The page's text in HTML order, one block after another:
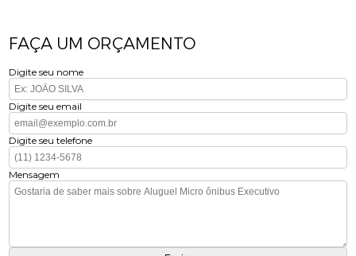
FAÇA UM ORÇAMENTO
Digite seu nome
Digite seu email
Digite seu telefone
Mensagem